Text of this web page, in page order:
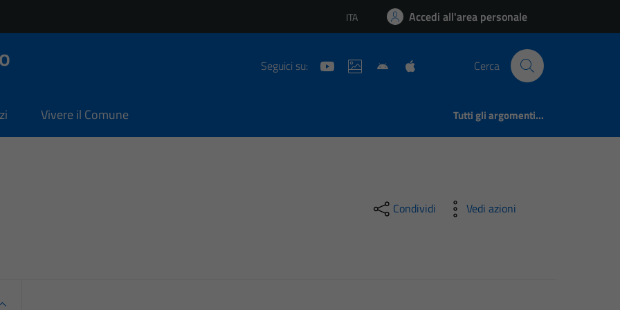
Lingua attiva:
ITA Accedi all'area personale
Seguici su: Cerca
Vivere il Comune Tutti gli argomenti...
Condividi Vedi azioni